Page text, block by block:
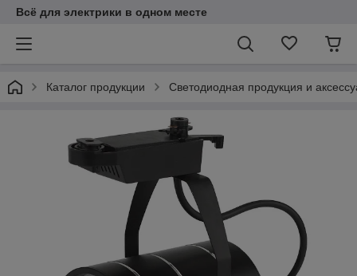
Всё для электрики в одном месте
Каталог продукции Светодиодная продукция и